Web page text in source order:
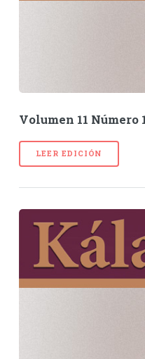
Volumen 11 Número
LEER EDICIÓN